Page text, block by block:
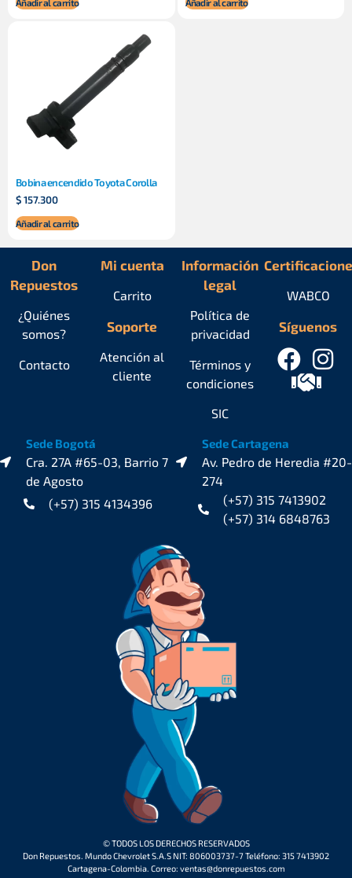
Bobina encendido Toyota Corolla
$157.300
Añadir al carrito
Don
Repuestos
¿Quiénes
somos?
Contacto
Mi cuenta
Carrito
Soporte
Atención al
cliente
Información
legal
Política de
privacidad
Términos y
condiciones
SIC
Síguenos
WABCO
Sede Bogotá
Cra. 27A #65-03, Barrio 7
de Agosto
(+57) 315 4134396
Sede Cartagena
Av. Pedro de Heredia #20-
274
(+57) 315 7413902
(+57) 314 6848763
© TODOS LOS DERECHOS RESERVADOS
Don Repuestos. Mundo Chevrolet S.A.S NIT: 806003737-7 Teléfono: 315 7413902
Cartagena-Colombia. Correo: ventas@donrepuestos.com